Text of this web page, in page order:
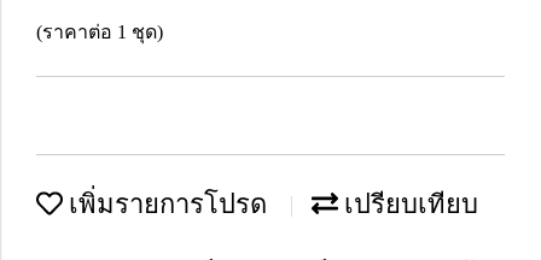
(ราคาต่อ 1 ชุด)
เพิ่มรายการโปรด เปรียบเทียบ